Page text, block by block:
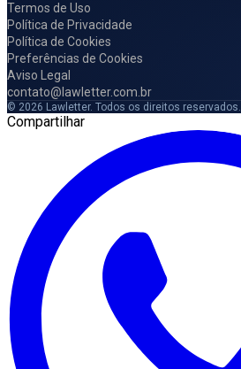
Termos de Uso
Política de Privacidade
Política de Cookies
Preferências de Cookies
Aviso Legal
contato@lawletter.com.br
© 2026 Lawletter. Todos os direitos reservados.
Compartilhar